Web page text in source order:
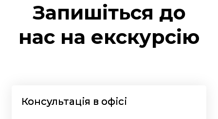
Запишіться до
нас на екскурсію
Консультація в офісі